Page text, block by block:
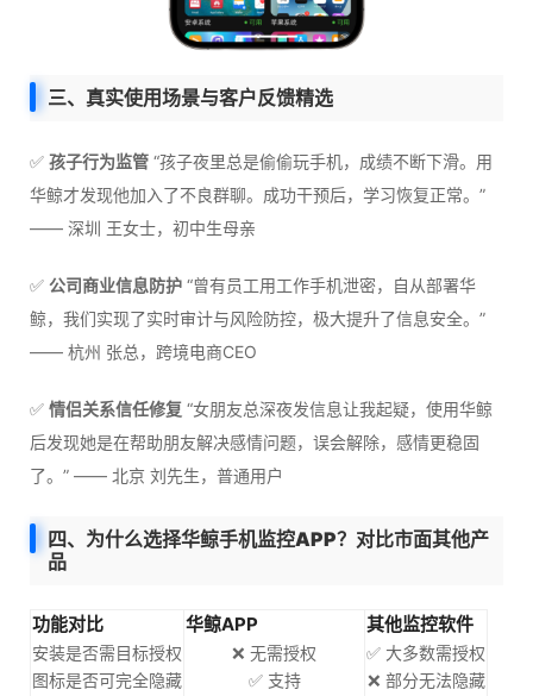
三、真实使用场景与客户反馈精选
✅ 孩子行为监管 “孩子夜里总是偷偷玩手机，成绩不断下滑。用
华鲸才发现他加入了不良群聊。成功干预后，学习恢复正常。”
—— 深圳 王女士，初中生母亲
✅ 公司商业信息防护 “曾有员工用工作手机泄密，自从部署华
鲸，我们实现了实时审计与风险防控，极大提升了信息安全。”
—— 杭州 张总，跨境电商CEO
✅ 情侣关系信任修复 “女朋友总深夜发信息让我起疑，使用华鲸
后发现她是在帮助朋友解决感情问题，误会解除，感情更稳固
了。” —— 北京 刘先生，普通用户
四、为什么选择华鲸手机监控APP？对比市面其他产
品
功能对比 华鲸APP 其他监控软件
安装是否需目标授权 ❌ 无需授权
✅ 大多数需授权
图标是否可完全隐藏
✅ 支持
❌ 部分无法隐藏